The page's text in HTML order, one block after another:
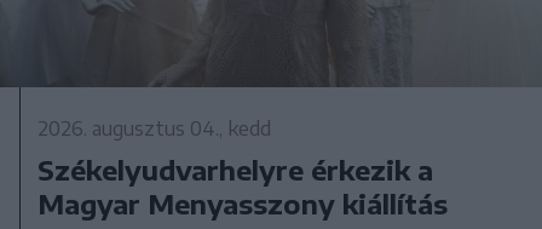
2026. augusztus 04., kedd
Székelyudvarhelyre érkezik a
Magyar Menyasszony kiállítás